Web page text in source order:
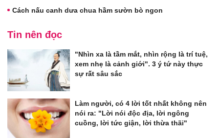
Cách nấu canh dưa chua hầm sườn bò ngon
Tin nên đọc
"Nhìn xa là tầm mắt, nhìn rộng là trí tuệ,
xem nhẹ là cảnh giới". 3 ý tứ này thực
sự rất sâu sắc
Làm người, có 4 lời tốt nhất không nên
nói ra: "Lời nói độc địa, lời ngông
cuồng, lời tức giận, lời thừa thãi"